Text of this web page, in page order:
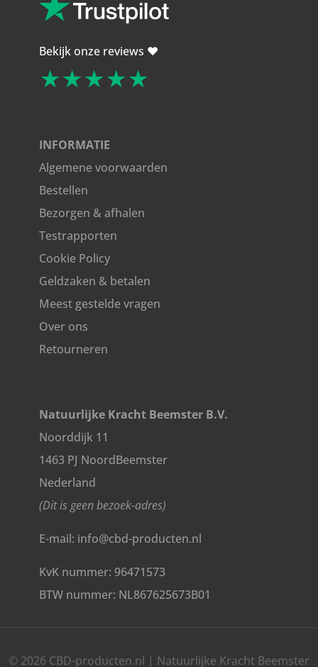
Bekijk onze reviews ❤️
★★★★★
INFORMATIE
Algemene voorwaarden
Bestellen
Bezorgen & afhalen
Testrapporten
Cookie Policy
Geldzaken & betalen
Meest gestelde vragen
Over ons
Retourneren
Natuurlijke Kracht Beemster B.V.
Noorddijk 11
1463 PJ NoordBeemster
Nederland
(Dit is geen bezoek-adres)
E-mail: info@cbd-producten.nl
KvK nummer: 96471573
BTW nummer: NL867625673B01
© 2026 CBD-producten.nl | Natuurlijke Kracht Beemster